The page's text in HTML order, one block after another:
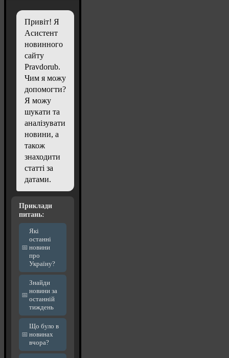
Привіт! Я
Асистент
новинного
сайту
Pravdorub.
Чим я можу
допомогти?
Я можу
шукати та
аналізувати
новини, а
також
знаходити
статті за
датами.
Приклади
питань:
Які
останні
новини
про
Україну?
Знайди
новини за
останній
тиждень
Що було в
новинах
вчора?